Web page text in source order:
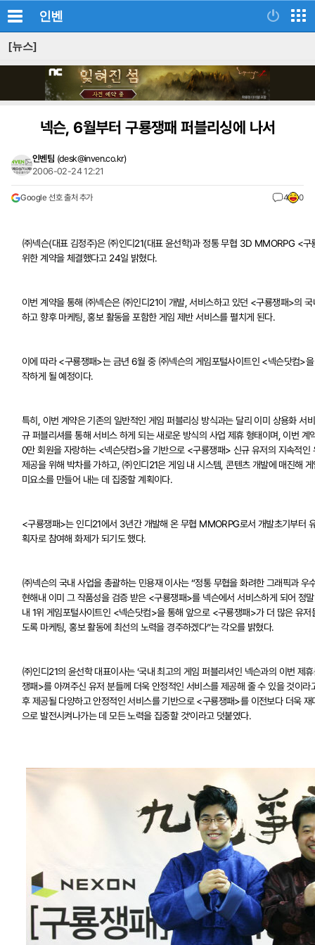
인벤
[뉴스]
넥슨, 6월부터 구룡쟁패 퍼블리싱에 나서
인벤팀 (desk@inven.co.kr)
2006-02-24 12:21
Google 선호 출처 추가 4 0
㈜넥슨(대표 김정주)은 ㈜인디21(대표 윤선학)과 정통 무협 3D MMORPG <구
위한 계약을 체결했다고 24일 밝혔다.
이번 계약을 통해 ㈜넥슨은 ㈜인디21이 개발, 서비스하고 있던 <구룡쟁패>의 국
하고 향후 마케팅, 홍보 활동을 포함한 게임 제반 서비스를 펼치게 된다.
이에 따라 <구룡쟁패>는 금년 6월 중 ㈜넥슨의 게임포털사이트인 <넥슨닷컴>
작하게 될 예정이다.
특히, 이번 계약은 기존의 일반적인 게임 퍼블리싱 방식과는 달리 이미 상용화 서
규 퍼블리셔를 통해 서비스 하게 되는 새로운 방식의 사업 제휴 형태이며, 이번
0만 회원을 자랑하는 <넥슨닷컴>을 기반으로 <구룡쟁패> 신규 유저의 지속적인
제공을 위해 박차를 가하고, ㈜인디21은 게임 내 시스템, 콘텐츠 개발에 매진해
미요소를 만들어 내는 데 집중할 계획이다.
<구룡쟁패>는 인디21에서 3년간 개발해 온 무협 MMORPG로서 개발초기부터
획자로 참여해 화제가 되기도 했다.
㈜넥슨의 국내 사업을 총괄하는 민용재 이사는 “정통 무협을 화려한 그래픽과 우
현해내 이미 그 작품성을 검증 받은 <구룡쟁패>를 넥슨에서 서비스하게 되어 정
내 1위 게임포털사이트인 <넥슨닷컴>을 통해 앞으로 <구룡쟁패>가 더 많은 유저
도록 마케팅, 홍보 활동에 최선의 노력을 경주하겠다”는 각오를 밝혔다.
㈜인디21의 윤선학 대표이사는 ‘국내 최고의 게임 퍼블리셔인 넥슨과의 이번 제
쟁패>를 아껴주신 유저 분들께 더욱 안정적인 서비스를 제공해 줄 수 있을 것이라
후 제공될 다양하고 안정적인 서비스를 기반으로 <구룡쟁패>를 이전보다 더욱 재
으로 발전시켜나가는 데 모든 노력을 집중할 것’이라고 덧붙였다.